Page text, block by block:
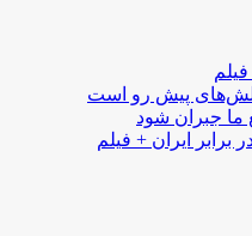
پیش رو است
ما جبران شود
ایران + فیلم